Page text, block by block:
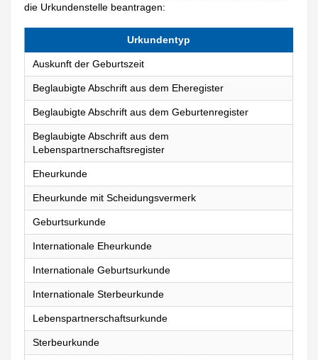
die Urkundenstelle beantragen:
Urkundentyp
Auskunft der Geburtszeit
Beglaubigte Abschrift aus dem Eheregister
Beglaubigte Abschrift aus dem Geburtenregister
Beglaubigte Abschrift aus dem
Lebenspartnerschaftsregister
Eheurkunde
Eheurkunde mit Scheidungsvermerk
Geburtsurkunde
Internationale Eheurkunde
Internationale Geburtsurkunde
Internationale Sterbeurkunde
Lebenspartnerschaftsurkunde
Sterbeurkunde